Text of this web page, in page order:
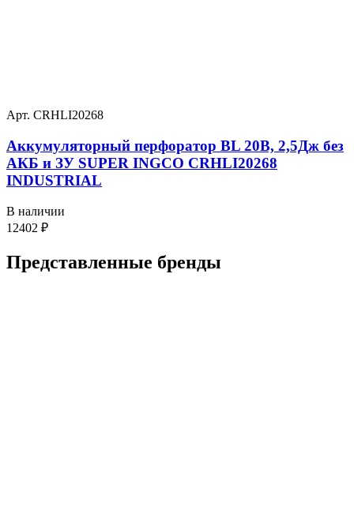
Арт. CRHLI20268
Аккумуляторный перфоратор BL 20В, 2,5Дж без
АКБ и ЗУ SUPER INGCO CRHLI20268
INDUSTRIAL
В наличии
12402 ₽
Представленные бренды